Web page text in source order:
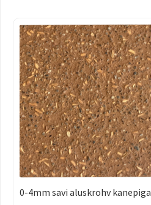
0-4mm savi aluskrohv kanepiga